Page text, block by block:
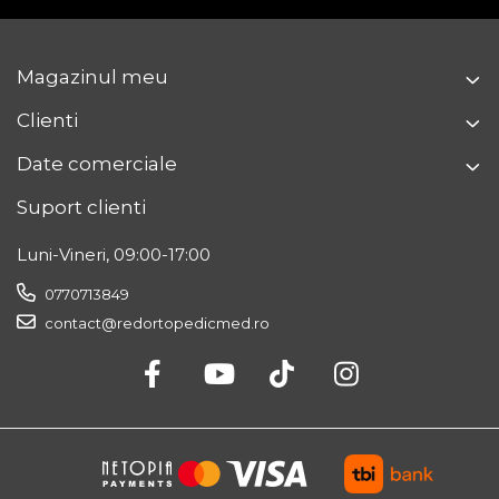
Magazinul meu
Clienti
Date comerciale
Suport clienti
Luni-Vineri, 09:00-17:00
0770713849
contact@redortopedicmed.ro